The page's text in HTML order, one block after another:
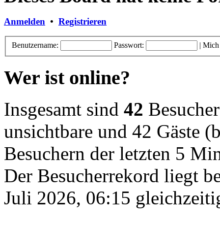
Anmelden • Registrieren
Benutzername: Passwort: | Mich
Wer ist online?
Insgesamt sind 42
unsichtbare und 42 Gäste
Besuchern der letzten 5
Der Besucherrekord liegt
Juli 2026, 06:15